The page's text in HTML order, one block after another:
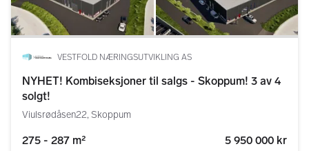
VESTFOLD NÆRINGSUTVIKLING AS
NYHET! Kombiseksjoner til salgs - Skoppum! 3 av 4
solgt!
Viulsrødåsen22, Skoppum
275 - 287 m² 5 950 000 kr